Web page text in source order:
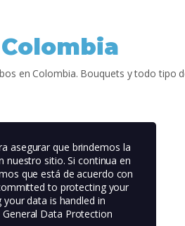
en Colombia. Bouquets y todo tipo
asegurar que brindemos la
nuestro sitio. Si continua en
que está de acuerdo con
to protecting your
your data is handled in
General Data Protection